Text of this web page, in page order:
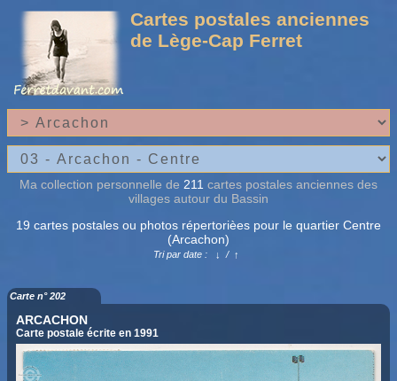
Cartes postales anciennes
de Lège-Cap Ferret
Ma collection personnelle de 211 cartes postales anciennes des
villages autour du Bassin
19 cartes postales ou photos répertorièes pour le quartier Centre
(Arcachon)
Tri par date : ↓ /↑
Carte n° 202
ARCACHON
Carte postale écrite en 1991